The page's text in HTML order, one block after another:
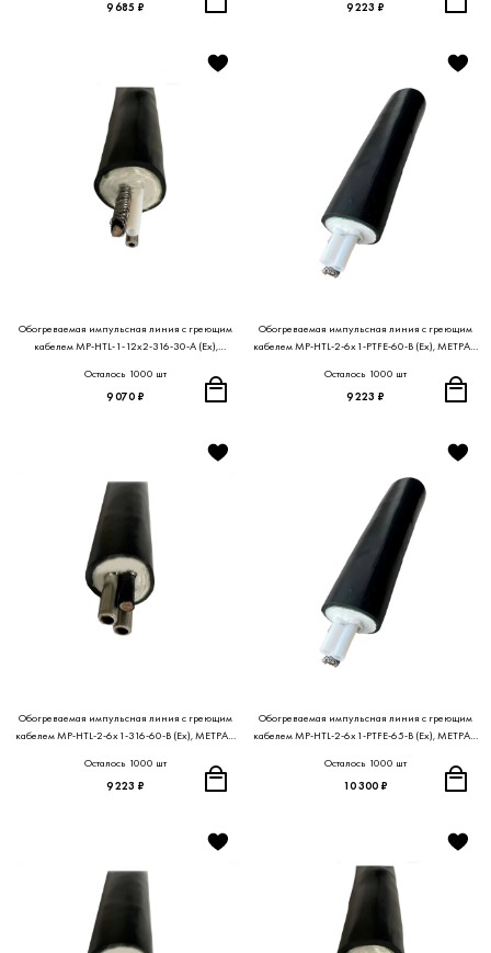
9 685 ₽ 9 223 ₽
Обогреваемая импульсная линия с греющим
кабелем MP-HTL-1-12x2-316-30-A (Ex),
Осталось 1000 шт
9 070 ₽
Обогреваемая импульсная линия с греющим
кабелем MP-HTL-2-6x1-PTFE-60-B (Ex), МЕТРАН
Осталось 1000 шт
9 223 ₽
Обогреваемая импульсная линия с греющим
кабелем MP-HTL-2-6x1-316-60-B (Ex), МЕТРАН
Осталось 1000 шт
9 223 ₽
Обогреваемая импульсная линия с греющим
кабелем MP-HTL-2-6x1-PTFE-65-B (Ex), МЕТРАН
Осталось 1000 шт
10 300 ₽